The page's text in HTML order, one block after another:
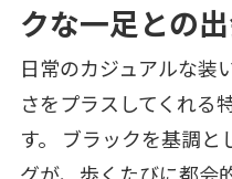
クな一足との
日常のカジュアルな装
さをプラスしてくれる
す。 ブラックを基調